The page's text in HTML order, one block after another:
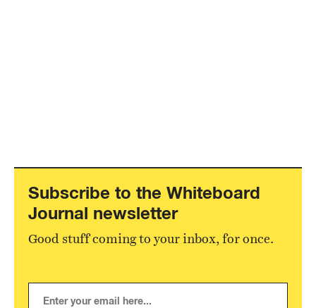
Subscribe to the Whiteboard
Journal newsletter
Good stuff coming to your inbox, for once.